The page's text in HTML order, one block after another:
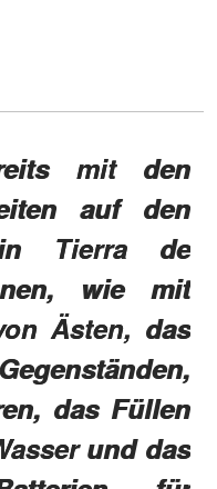
mit den
auf den
Tierra de
wie mit
Ästen, das
das Füllen
und das